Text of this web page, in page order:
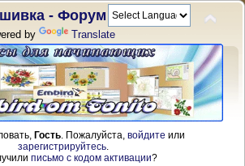
- Форум
by Translate
Гость. Пожалуйста, войдите или
зарегистрируйтесь
письмо с кодом активации?